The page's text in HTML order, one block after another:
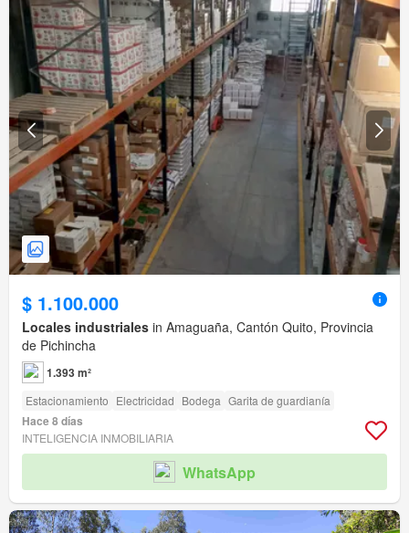
$ 1.100.000
Locales industriales in Amaguaña, Cantón Quito, Provincia
de Pichincha
1.393 m²
Estacionamiento Electricidad Bodega Garita de guardianía
Hace 8 días
INTELIGENCIA INMOBILIARIA
WhatsApp